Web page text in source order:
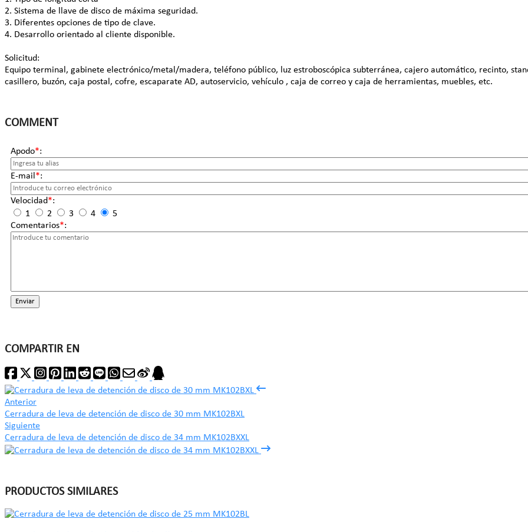
2. Sistema de llave de disco de máxima seguridad.
3. Diferentes opciones de tipo de clave.
4. Desarrollo orientado al cliente disponible.
Solicitud:
Equipo terminal, gabinete electrónico/metal/madera, teléfono público, luz estroboscópica subterránea, cajero automático, recinto,
casillero, buzón, caja postal, cofre, escaparate AD, autoservicio, vehículo , caja de correo y caja de herramientas, muebles, etc.
COMMENT
Apodo*:
E-mail *:
Velocidad*:
1
2 3 4
5
Comentarios*:
Enviar
COMPARTIR EN
Anterior
Cerradura de leva de detención de disco de 30 mm MK102BXL
Siguiente
Cerradura de leva de detención de disco de 34 mm MK102BXXL
PRODUCTOS SIMILARES